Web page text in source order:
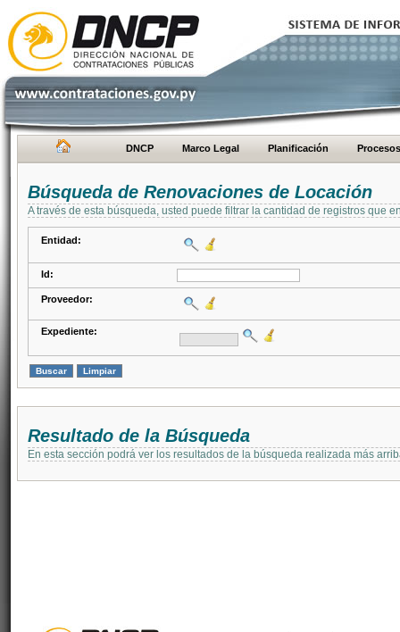
DNCP Marco Legal Planificación Procesos
Búsqueda de Renovaciones de Locación
A través de esta búsqueda, usted puede filtrar la cantidad de registros que
Entidad:
Id:
Proveedor:
Expediente:
Resultado de la Búsqueda
En esta sección podrá ver los resultados de la búsqueda realizada más